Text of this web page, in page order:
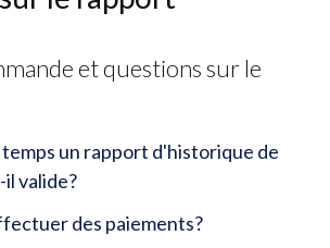
et questions sur le
temps un rapport d'historique de
valide?
des paiements?